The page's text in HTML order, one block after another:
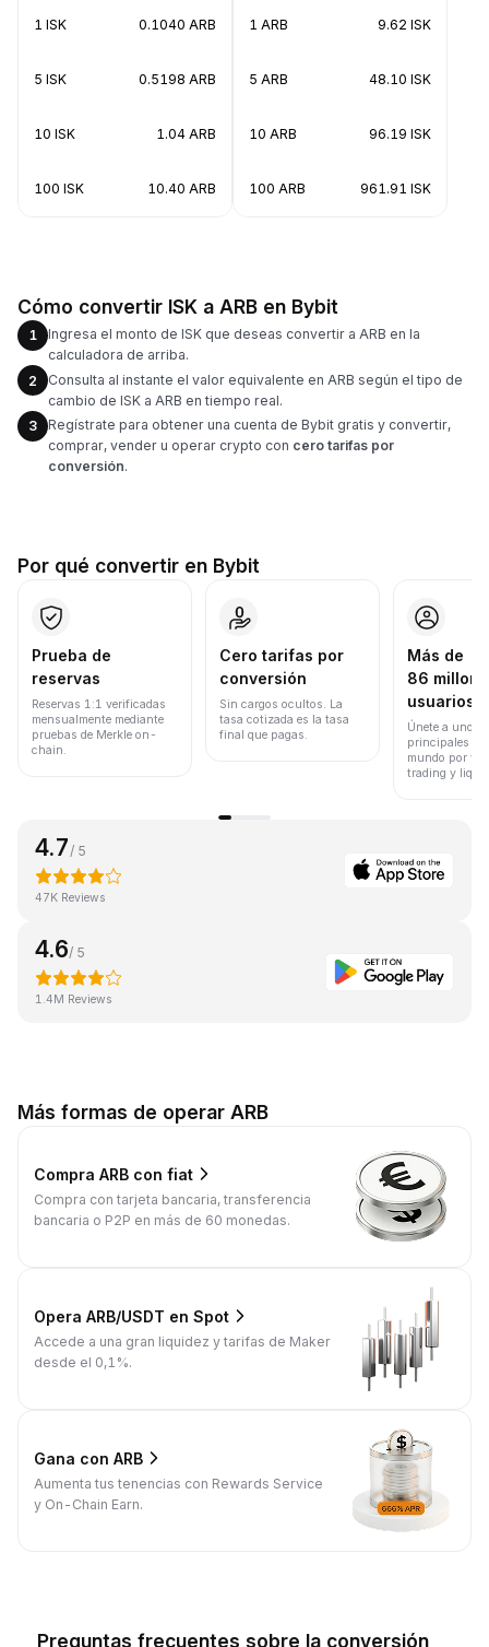
1 ISK 0.1040 ARB
5 ISK 0.5198 ARB
10 ISK 1.04 ARB
100 ISK 10.40 ARB
1 ARB 9.62 ISK
5 ARB 48.10 ISK
10 ARB 96.19 ISK
100 ARB 961.91 ISK
Cómo convertir ISK a ARB en Bybit
1
Ingresa el monto de ISK que deseas convertir a ARB en la
calculadora de arriba.
2
Consulta al instante el valor equivalente en ARB según el tipo de
cambio de ISK a ARB en tiempo real.
3
Regístrate para obtener una cuenta de Bybit gratis y convertir,
comprar, vender u operar crypto con cero tarifas por
conversión.
Por qué convertir en Bybit
Prueba de
reservas
Reservas 1:1 verificadas
mensualmente mediante
pruebas de Merkle on-
chain.
Cero tarifas por
conversión
Sin cargos ocultos. La
tasa cotizada es la tasa
final que pagas.
Más de
86
usuarios
Únete a uno
principales
mundo por
trading y
4.7/ 5
47K Reviews
4.6/ 5
1.4M Reviews
Más formas de operar ARB
Compra ARB con fiat
Compra con tarjeta bancaria, transferencia
bancaria o P2P en más de 60 monedas.
Opera ARB/USDT en Spot
Accede a una gran liquidez y tarifas de Maker
desde el 0,1%.
Gana con ARB
Aumenta tus tenencias con Rewards Service
y On-Chain Earn.
Preguntas frecuentes sobre la conversión